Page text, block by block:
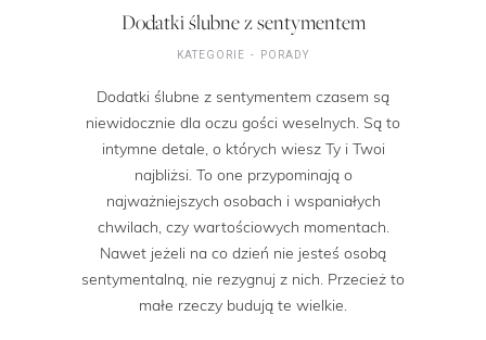
Dodatki ślubne z sentymentem
KATEGORIE PORADY
Dodatki ślubne z sentymentem czasem są
niewidocznie dla oczu gości weselnych. Są to
intymne detale, o których wiesz Ty i Twoi
najbliżsi. To one przypominają o
najważniejszych osobach i wspaniałych
chwilach, czy wartościowych momentach.
Nawet jeżeli na co dzień nie jesteś osobą
sentymentalną, nie rezygnuj z nich. Przecież to
małe rzeczy budują te wielkie.